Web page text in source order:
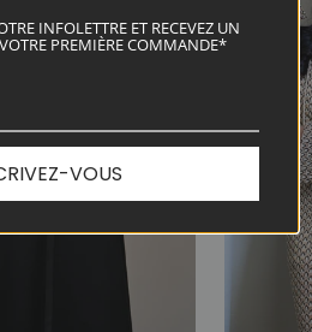
INFOLETTRE ET RECEVEZ UN
PREMIÈRE COMMANDE*
VOUS